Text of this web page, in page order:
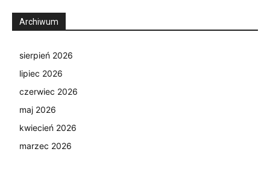
Archiwum
sierpień 2026
lipiec 2026
czerwiec 2026
maj 2026
kwiecień 2026
marzec 2026